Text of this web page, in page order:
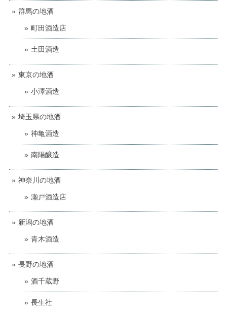
群馬の地酒
町田酒造店
土田酒造
東京の地酒
小澤酒造
埼玉県の地酒
神亀酒造
南陽醸造
神奈川の地酒
瀬戸酒造店
新潟の地酒
青木酒造
長野の地酒
酒千蔵野
長生社